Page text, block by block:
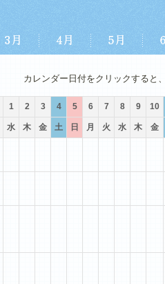
カレンダー日付をクリックすると
1 2 3 4 5 6 7 8 9 10
水 木 金 土 日 月 火 水 木 金